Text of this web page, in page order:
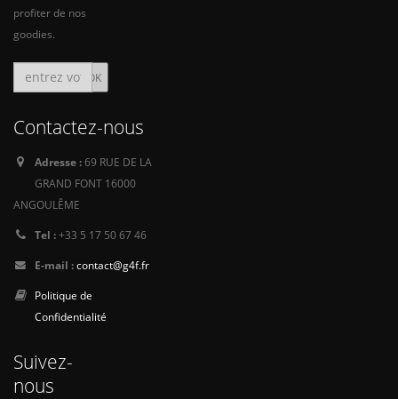
profiter de nos
goodies.
Contactez-nous
Adresse :69 RUE DE LA
GRAND FONT 16000
ANGOULÊME
Tel :+33 5 17 50 67 46
E-mail :contact@g4f.fr
Politique de
Confidentialité
Suivez-
nous